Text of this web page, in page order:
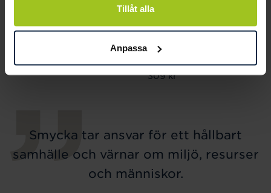
Tillåt alla
Anpassa
Blomdahl
Blomdahl
Pris:309 kr
309 kr
Smycka tar ansvar för ett hållbart
samhälle och värnar om miljö, resurser
och människor.